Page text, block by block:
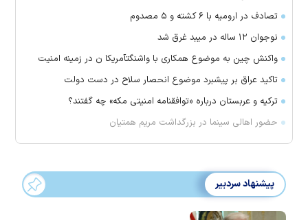
تصادف در ارومیه با ۶ کشته و ۵ مصدوم
نوجوان ۱۲ ساله در میبد غرق شد
واکنش چین به موضوع همکاری با واشنگتآمریکا ن در زمینه امنیت
تاکید عراق بر پیشبرد موضوع انحصار سلاح در دست دولت
ترکیه و عربستان درباره «توافقنامه امنیتی مکه» چه گفتند؟
حضور اهالی سینما در بزرگداشت مریم همتیان
پیشنهاد سردبیر